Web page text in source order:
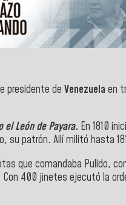
presidente de Venezuela en
el León de Payara. En 1810
su patrón. Allí militó hasta
que comandaba Pulido,
Con 400 jinetes ejecutó la